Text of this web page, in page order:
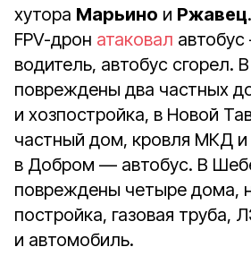
хутора Марьино и Ржавец
FPV-дрон атаковал
водитель, автобус сгорел.
повреждены два частных
и хозпостройка, в Новой
частный дом, кровля МКД и
в Добром — автобус. В
повреждены четыре дома,
постройка, газовая труба,
и автомобиль.